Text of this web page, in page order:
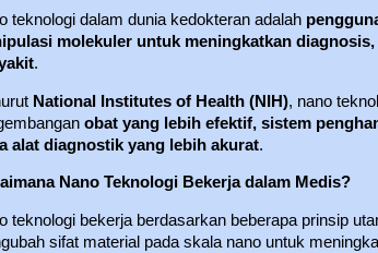
teknologi dalam dunia kedokteran adalah
molekuler untuk meningkatkan
.
National Institutes of Health (NIH), nano
obat yang lebih efektif, sistem
alat diagnostik yang lebih akurat.
Nano Teknologi Bekerja dalam Medis?
teknologi bekerja berdasarkan beberapa prinsip
sifat material pada skala nano untuk